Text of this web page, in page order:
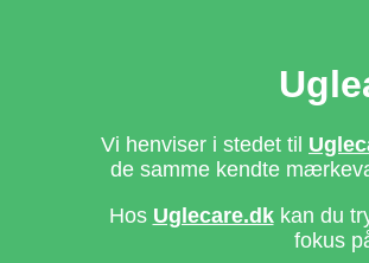
Vi henviser i stedet til
de samme kendte
Hos Uglecare.dkkan du
fokus